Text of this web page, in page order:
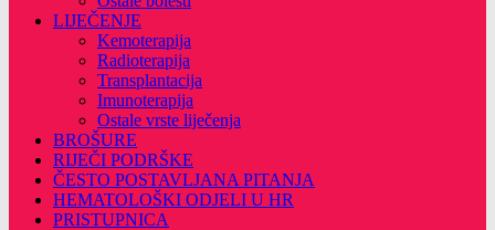
LIJEČENJE
Kemoterapija
Radioterapija
Transplantacija
Imunoterapija
Ostale vrste liječenja
BROŠURE
RIJEČI PODRŠKE
ČESTO POSTAVLJANA PITANJA
HEMATOLOŠKI ODJELI U HR
PRISTUPNICA